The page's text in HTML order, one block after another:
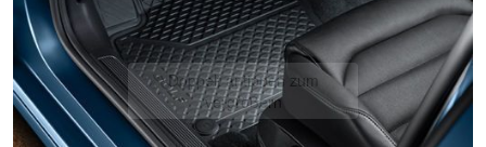
Doppelt antippen zum
vergrößern